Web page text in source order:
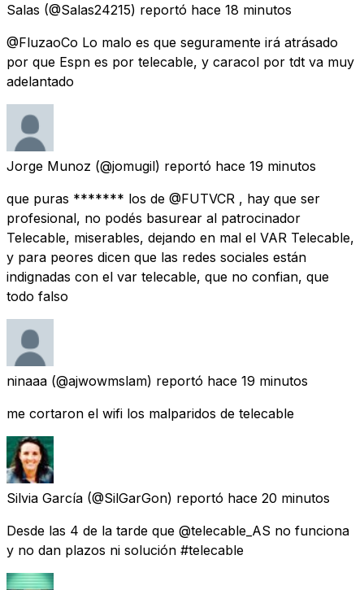
Salas (@Salas24215) reportó hace 18 minutos
@FluzaoCo Lo malo es que seguramente irá atrásado
por que Espn es por telecable, y caracol por tdt va muy
adelantado
Jorge Munoz (@jomugil) reportó hace 19 minutos
que puras ******* los de @FUTVCR , hay que ser
profesional, no podés basurear al patrocinador
Telecable, miserables, dejando en mal el VAR Telecable,
y para peores dicen que las redes sociales están
indignadas con el var telecable, que no confian, que
todo falso
ninaaa (@ajwowmslam) reportó hace 19 minutos
me cortaron el wifi los malparidos de telecable
Silvia García (@SilGarGon) reportó hace 20 minutos
Desde las 4 de la tarde que @telecable_AS no funciona
y no dan plazos ni solución #telecable